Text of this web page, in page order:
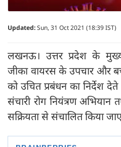
Updated:Sun, 31 Oct 2021 (18:39 IST)
लखनऊ। उत्तर प्रदेश के
जीका वायरस के उपचार और
को उचित प्रबंधन का निर्देश
संचारी रोग नियंत्रण अभियान
सक्रियता से संचालित किया